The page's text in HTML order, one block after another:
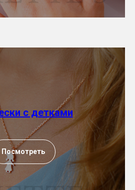
с детками
Посмотреть